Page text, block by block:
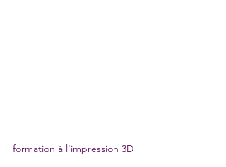
formation à l'impression 3D